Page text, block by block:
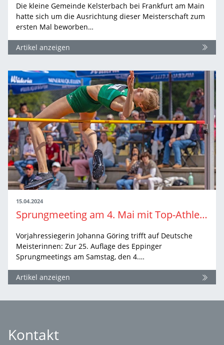
Die kleine Gemeinde Kelsterbach bei Frankfurt am Main
hatte sich um die Ausrichtung dieser Meisterschaft zum
ersten Mal beworben…
Artikel anzeigen
15.04.2024
Sprungmeeting am 4. Mai mit Top-Athletinnen
Vorjahressiegerin Johanna Göring trifft auf Deutsche
Meisterinnen: Zur 25. Auflage des Eppinger
Sprungmeetings am Samstag, den 4.…
Artikel anzeigen
Kontakt